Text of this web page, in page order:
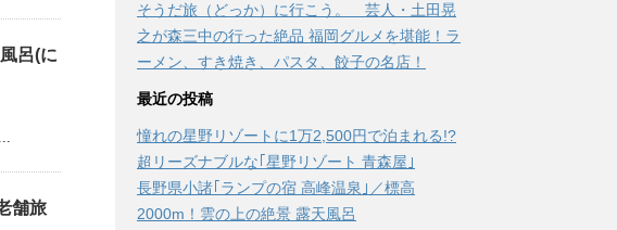
呂(に
舗旅
そうだ旅（どっか）に行こう。 芸人・土田晃
之が森三中の行った絶品 福岡グルメを堪能！ラ
ーメン、すき焼き、パスタ、餃子の名店！
最近の投稿
憧れの星野リゾートに1万2,500円で泊まれる!?
超リーズナブルな｢星野リゾート 青森屋｣
長野県小諸｢ランプの宿 高峰温泉｣／標高
2000m！雲の上の絶景 露天風呂